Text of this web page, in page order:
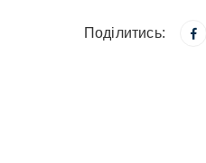
Поділитись: